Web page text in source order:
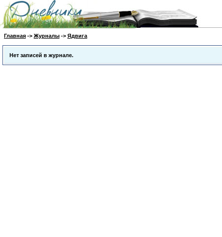
Главная -> Журналы -> Ядвига
Нет записей в журнале.